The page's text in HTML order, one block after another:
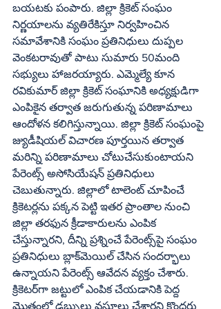
బయటకు పంపారు. జిల్లా క్రికెట్ సంఘం
నిర్ణయాలను వ్యతిరేకిస్తూ నిర్వహించిన
సమావేశానికి సంఘం ప్రతినిధులు దుప్పల
వెంకటరావుతో పాటు సుమారు 50మంది
సభ్యులు హాజరయ్యారు. ఎమ్మెల్యే కూన
రవికుమార్ జిల్లా క్రికెట్ సంఘానికి అధ్యక్షుడిగా
ఎంపికైన తర్వాత జరుగుతున్న పరిణామాలు
ఆందోళన కలిగిస్తున్నాయి. జిల్లా క్రికెట్ సంఘంపై
జ్యుడీషియల్ విచారణ పూర్తయిన తర్వాత
మరిన్ని పరిణామాలు చోటుచేసుకుంటాయని
పేరెంట్స్ అసోసియేషన్ ప్రతినిధులు
చెబుతున్నారు. జిల్లాలో టాలెంట్ చూపించే
క్రికెటర్లను పక్కన పెట్టి ఇతర ప్రాంతాల నుంచి
జిల్లా తరఫున క్రీడాకారులను ఎంపిక
చేస్తున్నారని, దీన్ని ప్రశ్నించే పేరెంట్స్‌పై సంఘం
ప్రతినిధులు బ్లాక్‌మెయిల్ చేసిన సందర్భాలు
ఉన్నాయని పేరెంట్స్ ఆవేదన వ్యక్తం చేశారు.
క్రికెటర్‌గా జట్టులో ఎంపిక చేయడానికి పెద్ద
మొత్తంలో డబ్బులు వసూలు చేశారని కొందరు